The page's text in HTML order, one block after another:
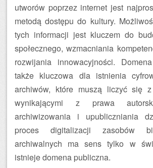
utworów poprzez internet jest
metodą dostępu do kultury.
tych informacji jest kluczem do
społecznego, wzmacniania
rozwijania innowacyjności.
także kluczowa dla istnienia
archiwów, które muszą liczyć się z
wynikającymi z prawa
archiwizowania i upubliczniania
proces digitalizacji zasobów
archiwalnych ma sens tylko w
istnieje domena publiczna.